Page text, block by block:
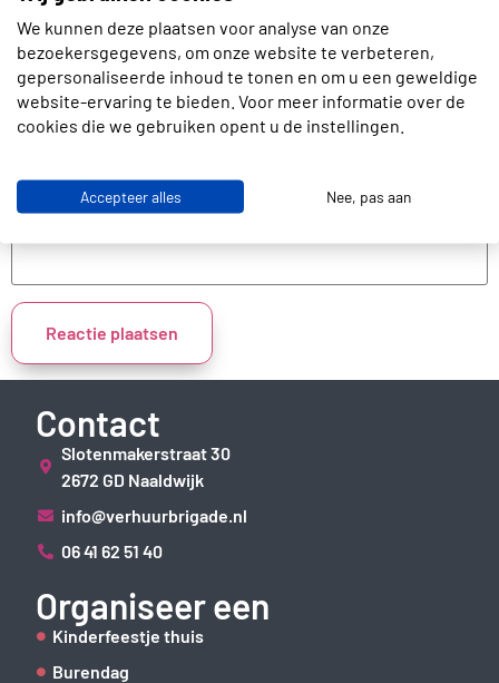
Naam
E-mail
Contact
Slotenmakerstraat 30
2672 GD Naaldwijk
info@verhuurbrigade.nl
06 41 62 51 40
Organiseer een
Kinderfeestje thuis
Burendag
We kunnen deze plaatsen voor analyse van onze
bezoekersgegevens, om onze website te verbeteren,
gepersonaliseerde inhoud te tonen en om u een geweldige
website-ervaring te bieden. Voor meer informatie over de
cookies die we gebruiken opent u de instellingen.
Accepteer alles Nee, pas aan